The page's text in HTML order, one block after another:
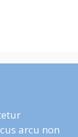
arcu non